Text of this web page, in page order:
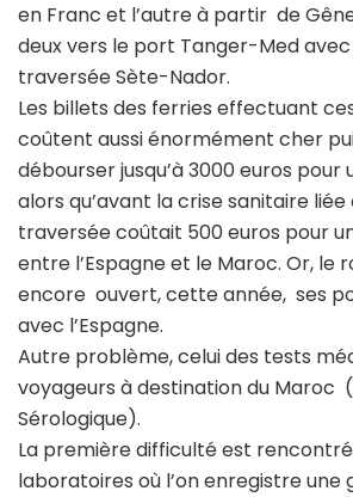
en Franc et l’autre à partir de
deux vers le port Tanger-Med avec
traversée Sète-Nador.
Les billets des ferries effectuant
coûtent aussi énormément cher
débourser jusqu’à 3000 euros
alors qu’avant la crise sanitaire liée
traversée coûtait 500 euros pour
entre l’Espagne et le Maroc. Or, le
encore ouvert, cette année, ses
avec l’Espagne.
Autre problème, celui des tests
voyageurs à destination du Maroc
Sérologique).
La première difficulté est
laboratoires où l’on enregistre